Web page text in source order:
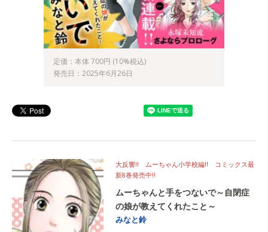
定価：本体 700円 (10%税込)
発売日：2025年6月26日
大反響!! ムーちゃん小学校編!! コミックス最
新8巻発売中!!
ムーちゃんと手をつないで～自閉症
の娘が教えてくれたこと～
みなと鈴